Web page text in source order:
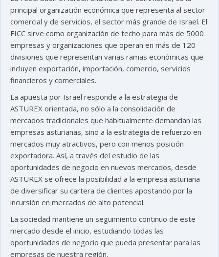
principal organización económica que representa al sector
comercial y de servicios, el sector más grande de Israel. El
FICC sirve como organización de techo para más de 5000
empresas y organizaciones que operan en más de 120
divisiones que representan varias ramas económicas que
incluyen exportación, importación, comercio, servicios
financieros y comerciales.
La apuesta por Israel responde a la estrategia de
ASTUREX orientada, no sólo a la consolidación de
mercados tradicionales que habitualmente demandan las
empresas asturianas, sino a la estrategia de refuerzo en
mercados muy atractivos, pero con menos posición
exportadora. Así, a través del estudio de las
oportunidades de negocio en nuevos mercados, desde
ASTUREX se ofrece la posibilidad a la empresa asturiana
de diversificar su cartera de clientes apostando por la
incursión en mercados de alto potencial.
La sociedad mantiene un seguimiento continuo de este
mercado desde el inicio, estudiando todas las
oportunidades de negocio que pueda presentar para las
empresas de nuestra región.